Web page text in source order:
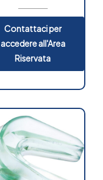
Contattaci per
accedere all'Area
Riservata